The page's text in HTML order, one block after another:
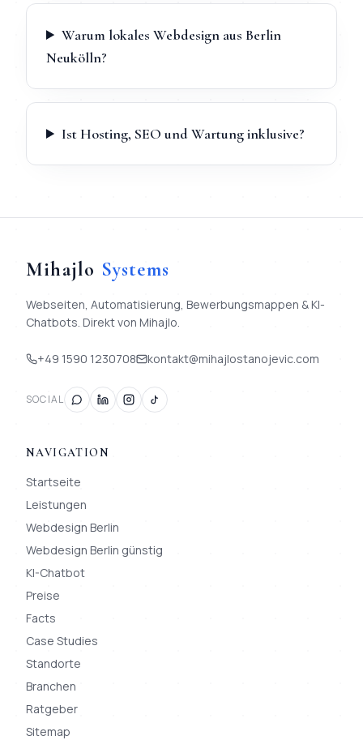
Warum lokales Webdesign aus Berlin
Neukölln?
Ist Hosting, SEO und Wartung inklusive?
Mihajlo Systems
Webseiten, Automatisierung, Bewerbungsmappen & KI-
Chatbots. Direkt von Mihajlo.
+49 1590 1230708 kontakt@mihajlostanojevic.com
SOCIAL
NAVIGATION
Startseite
Leistungen
Webdesign Berlin
Webdesign Berlin günstig
KI-Chatbot
Preise
Facts
Case Studies
Standorte
Branchen
Ratgeber
Sitemap